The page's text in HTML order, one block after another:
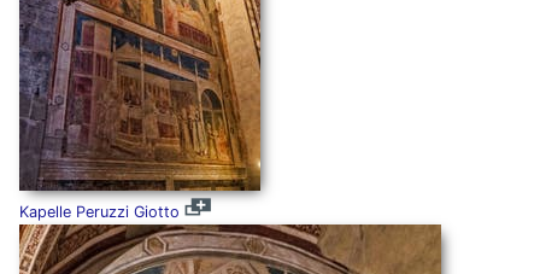
Kapelle Peruzzi Giotto